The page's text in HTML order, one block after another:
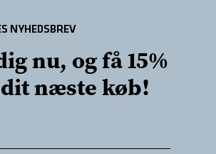
NYHEDSBREV
nu, og få 15%
næste køb!